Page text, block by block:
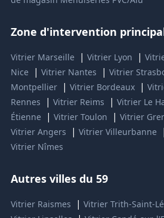
Zone d'intervention
Vitrier Marseille | Vitrier Lyon |
Nice
| Vitrier Nantes | Vitrier
Montpellier | Vitrier Bordeaux |
Rennes
| Vitrier Reims | Vitrier Le
Étienne
| Vitrier Toulon | Vitrier
Vitrier Angers | Vitrier Villeurbanne |
Vitrier Nîmes
Autres villes du 59
Vitrier Raismes | Vitrier Trith-Saint-